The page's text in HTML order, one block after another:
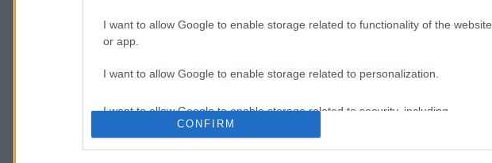
I want to allow Google to enable storage related to functionality of the website
or app.
I want to allow Google to enable storage related to personalization.
I want to allow Google to enable storage related to security, including
authentication functionality and fraud prevention, and other user protection.
CONFIRM